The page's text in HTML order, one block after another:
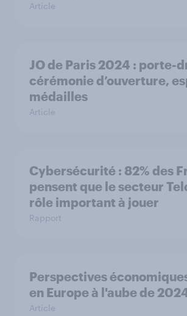
Article
JO de Paris 2024 : porte-
cérémonie d’ouverture,
médailles
Article
Cybersécurité : 82% des
pensent que le secteur
rôle important à jouer
Rapport
Perspectives
en Europe à l'aube de
Article